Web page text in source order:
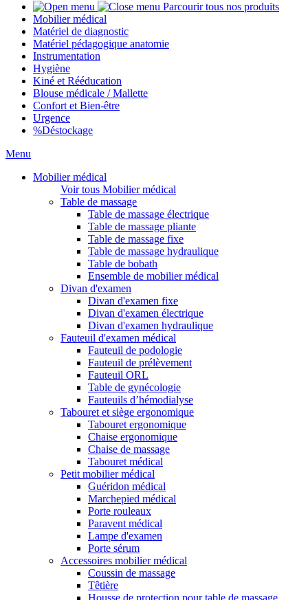
Parcourir tous nos produits
Mobilier médical
Matériel de diagnostic
Matériel pédagogique anatomie
Instrumentation
Hygiène
Kiné et Rééducation
Blouse médicale / Mallette
Confort et Bien-être
Urgence
%Déstockage
Menu
Mobilier médical
Voir tous Mobilier médical
Table de massage
Table de massage électrique
Table de massage pliante
Table de massage fixe
Table de massage hydraulique
Table de bobath
Ensemble de mobilier médical
Divan d'examen
Divan d'examen fixe
Divan d'examen électrique
Divan d'examen hydraulique
Fauteuil d'examen médical
Fauteuil de podologie
Fauteuil de prélèvement
Fauteuil ORL
Table de gynécologie
Fauteuils d’hémodialyse
Tabouret et siège ergonomique
Tabouret ergonomique
Chaise ergonomique
Chaise de massage
Tabouret médical
Petit mobilier médical
Guéridon médical
Marchepied médical
Porte rouleaux
Paravent médical
Lampe d'examen
Porte sérum
Accessoires mobilier médical
Coussin de massage
Têtière
Housse de protection pour table de massage